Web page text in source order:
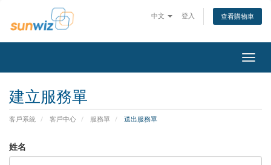
中文 登入 查看購物車
切
換
建立服務單
客戶系統 客戶中心 服務單 送出服務單
姓名